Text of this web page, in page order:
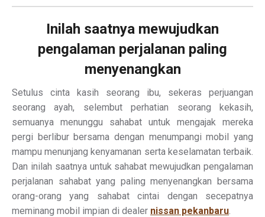
Inilah saatnya mewujudkan
pengalaman perjalanan paling
menyenangkan
Setulus cinta kasih seorang ibu, sekeras perjuangan
seorang ayah, selembut perhatian seorang kekasih,
semuanya menunggu sahabat untuk mengajak mereka
pergi berlibur bersama dengan menumpangi mobil yang
mampu menunjang kenyamanan serta keselamatan terbaik.
Dan inilah saatnya untuk sahabat mewujudkan pengalaman
perjalanan sahabat yang paling menyenangkan bersama
orang-orang yang sahabat cintai dengan secepatnya
meminang mobil impian di dealer nissan pekanbaru